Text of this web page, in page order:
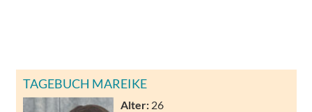
TAGEBUCH MAREIKE
Alter: 26